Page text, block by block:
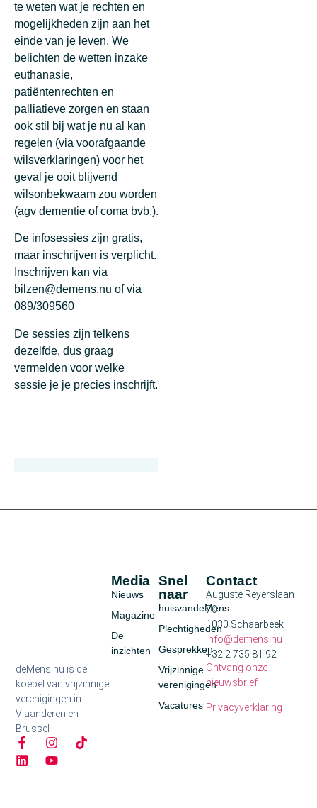
te weten wat je rechten en
mogelijkheden zijn aan het
einde van je leven. We
belichten de wetten inzake
euthanasie,
patiëntenrechten en
palliatieve zorgen en staan
ook stil bij wat je nu al kan
regelen (via voorafgaande
wilsverklaringen) voor het
geval je ooit blijvend
wilsonbekwaam zou worden
(agv dementie of coma bvb.).
De infosessies zijn gratis,
maar inschrijven is verplicht.
Inschrijven kan via
bilzen@demens.nu of via
089/309560
De sessies zijn telkens
dezelfde, dus graag
vermelden voor welke
sessie je je precies inschrijft.
deMens.nu is de
koepel van vrijzinnige
verenigingen in
Vlaanderen en
Brussel
Snel
naar
huisvandeMens
Plechtigheden
Gesprekken
Vrijzinnige
verenigingen
Vacatures
Media
Nieuws
Magazine
De
inzichten
Contact
Auguste Reyerslaan
70
1030 Schaarbeek
info@demens.nu
+32 2 735 81 92
Ontvang onze
nieuwsbrief
Privacyverklaring